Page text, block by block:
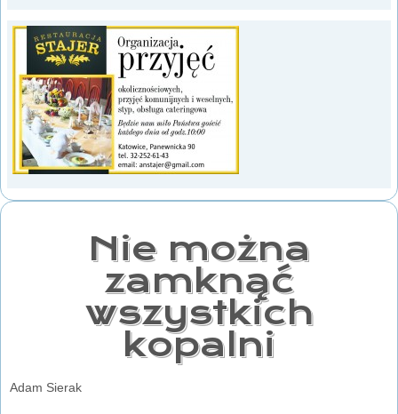
Nie można
zamknąć
wszystkich
kopalni
Adam Sierak